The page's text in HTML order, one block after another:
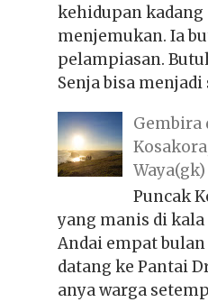
kehidupan kadang
menjemukan. Ia
pelampiasan.
Senja bisa menjadi
Gembira
Waya(gk)
Puncak
yang manis di kala
Andai empat
datang ke Pantai
anya warga